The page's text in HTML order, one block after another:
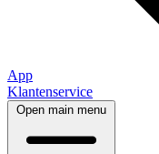
App
Klantenservice
Open main menu